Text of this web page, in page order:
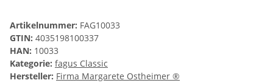
Artikelnummer: FAG10033
GTIN: 4035198100337
HAN: 10033
Kategorie: fagus Classic
Hersteller: Firma Margarete Ostheimer ®